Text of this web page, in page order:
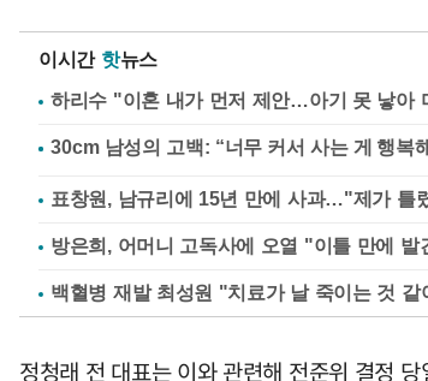
이시간 핫뉴스
하리수 "이혼 내가 먼저 제안…아기 못 낳아
표창원, 남규리에 15년 만에 사과…"제가 틀
방은희, 어머니 고독사에 오열 "이틀 만에 발
백혈병 재발 최성원 "치료가 날 죽이는 것 같
정청래 전 대표는 이와 관련해 전준위 결정